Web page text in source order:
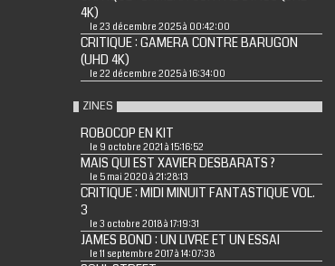
4K)
le 23 décembre 2025 à 00:42:00
CRITIQUE : GAMERA CONTRE BARUGON
(UHD 4K)
le 22 décembre 2025 à 16:34:00
ZINES
ROBOCOP EN KIT
le 9 octobre 2021 à 15:16:52
MAIS QUI EST XAVIER DESBARATS ?
le 5 mai 2020 à 21:28:13
CRITIQUE : MIDI MINUIT FANTASTIQUE VOL.
3
le 3 octobre 2018 à 17:19:31
JAMES BOND : UN LIVRE ET UN ESSAI
le 11 septembre 2017 à 14:07:38